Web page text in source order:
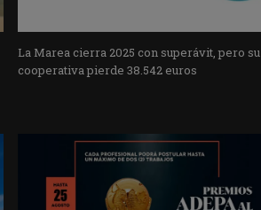
La Marea cierra 2025 con superávit, pero su
cooperativa pierde 38.542 euros